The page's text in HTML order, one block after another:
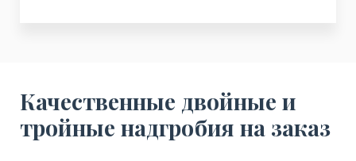
Качественные двойные и
тройные надгробия на заказ